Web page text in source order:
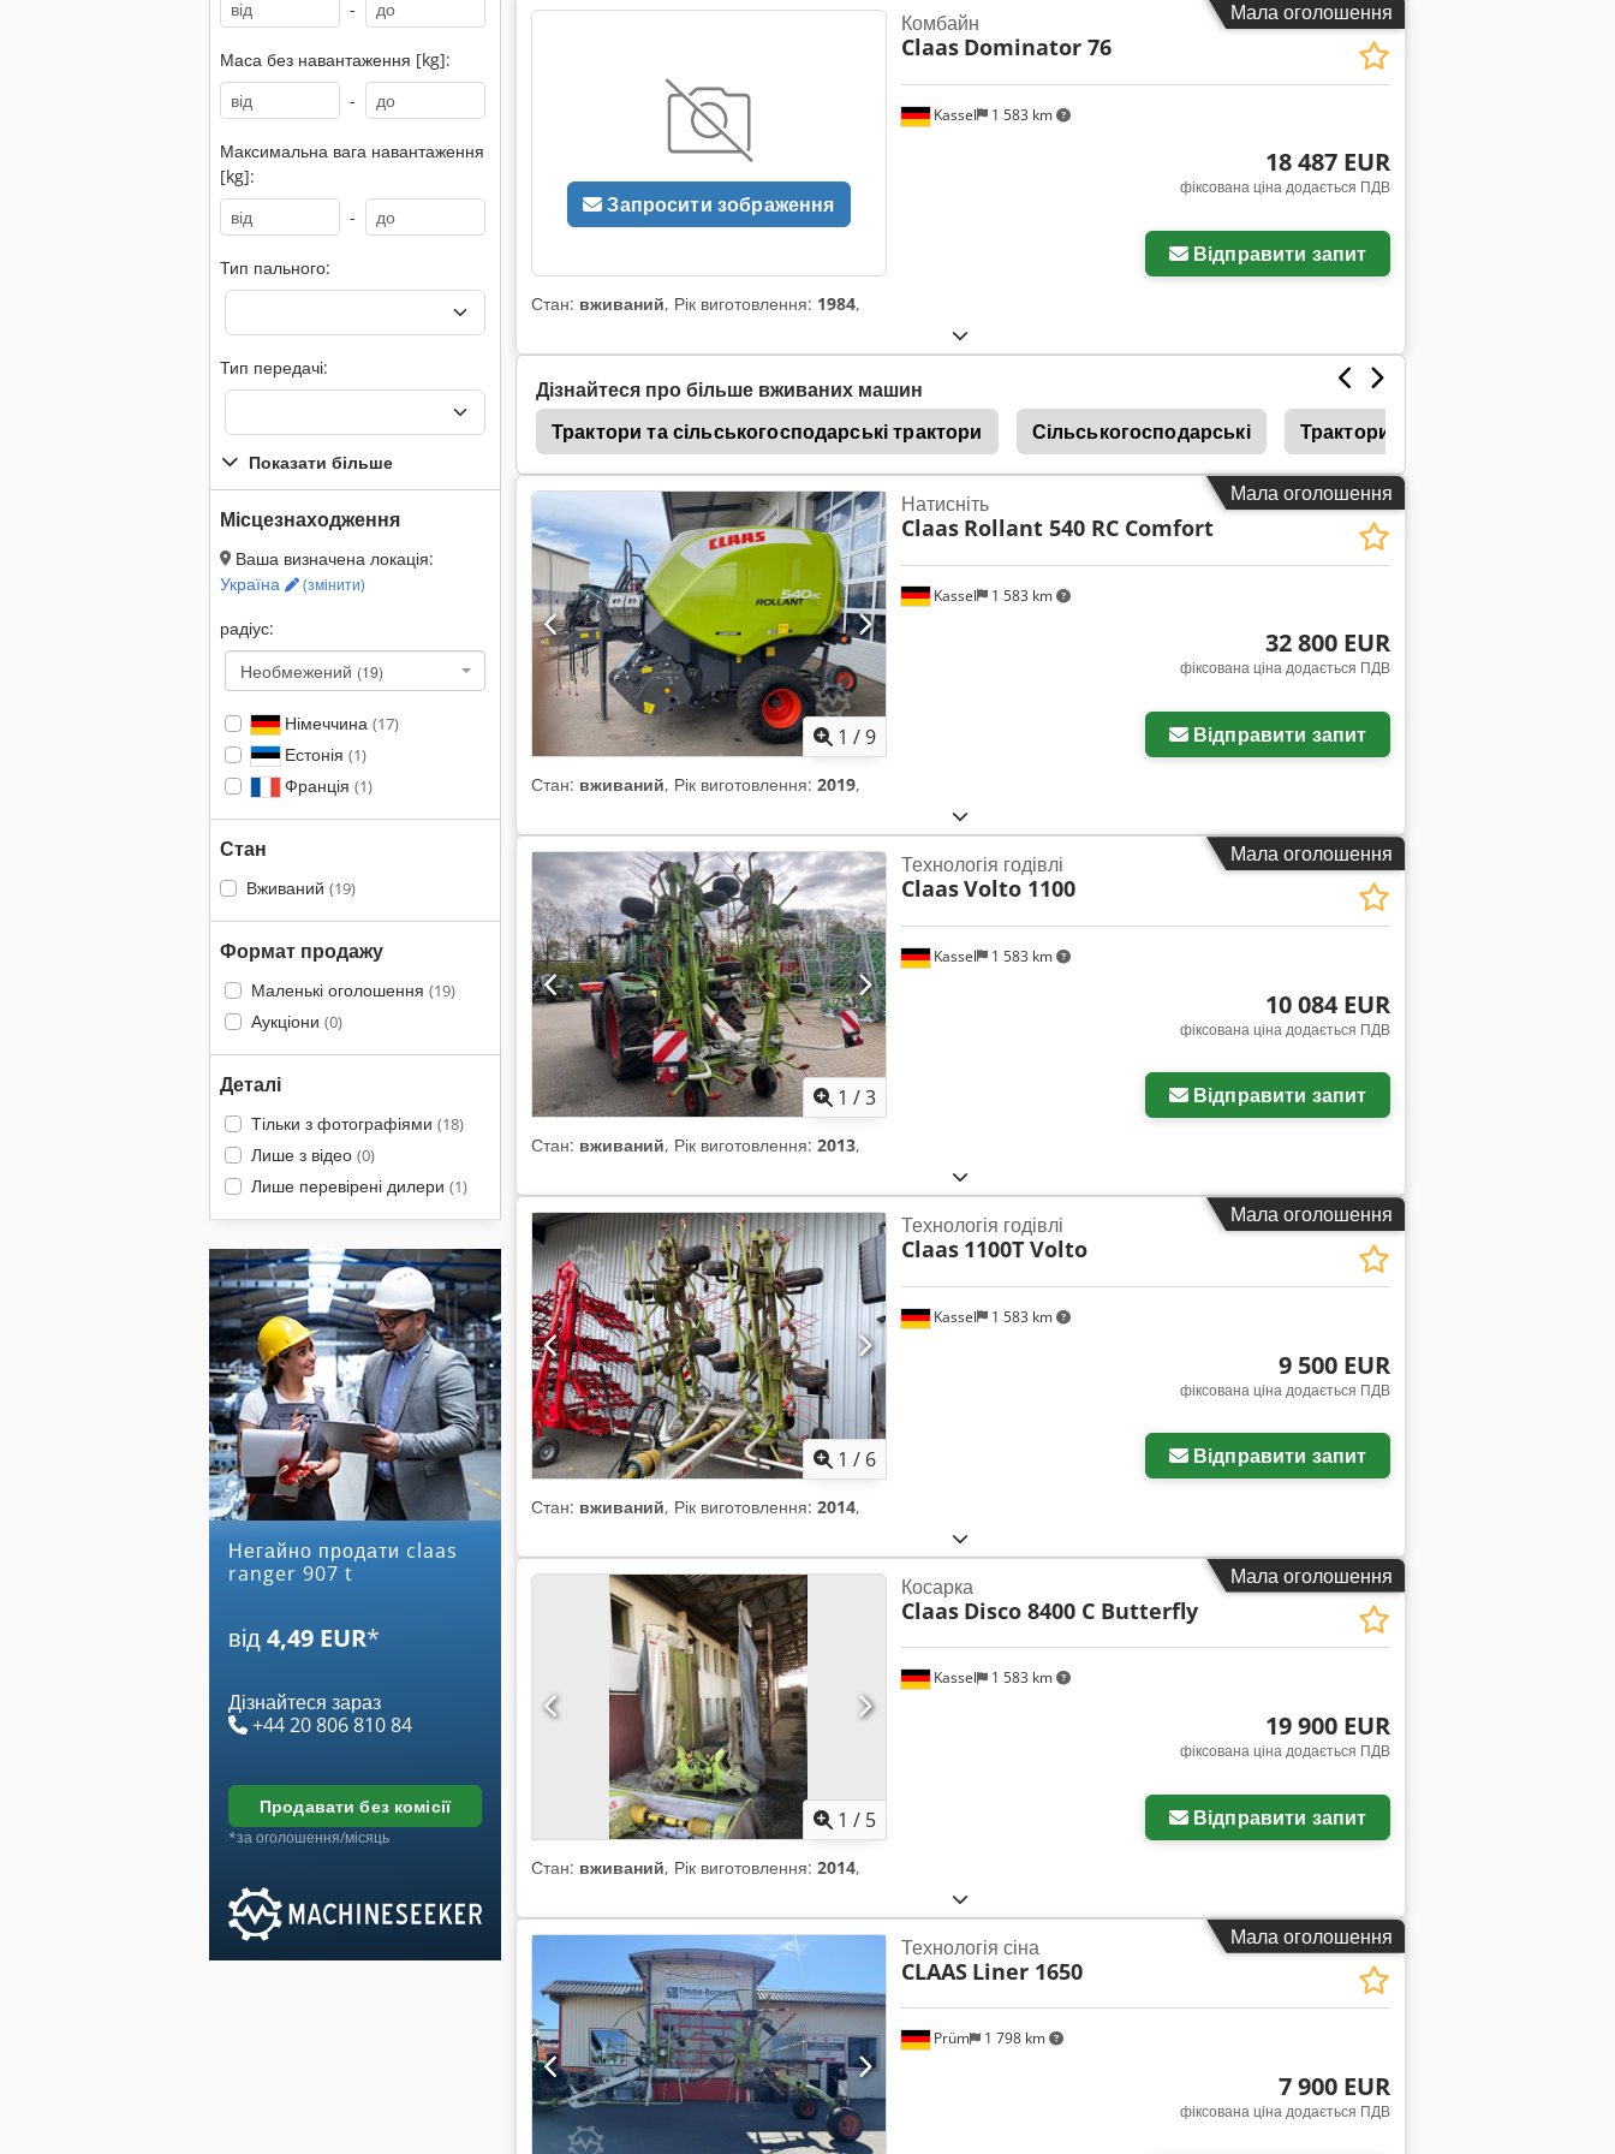
-
Маса без навантаження [kg]:
-
Максимальна вага навантаження
[kg]:
-
Тип пального:
Тип передачі:
Показати більше
Місцезнаходження
Ваша визначена локація:
Україна
(змінити)
радіус:
Необмежений (19)
Німеччина (17)
Естонія (1)
Франція (1)
Стан
Вживаний (19)
Формат продажу
Маленькі оголошення (19)
Аукціони (0)
Деталі
Тільки з фотографіями (18)
Лише з відео (0)
Лише перевірені дилери (1)
Негайно продати claas
ranger 907 t
від4,49 EUR*
Дізнайтеся зараз
+44 20 806 810 84
продавати без комісії
*за оголошення/місяць
Мала оголошення
Запросити зображення
Kassel 1 583 km
Комбайн
Claas Dominator 76
18 487 EUR
фіксована ціна додається ПДВ
Відправити запит
Стан: вживаний, Рік виготовлення: 1984,
Дізнайтеся про більше вживаних машин
Трактори та сільськогосподарські трактори
Сільськогосподарські Трактори Гусеничні
Jcb 408 Jcb 360 Jcb 225
Мала оголошення
1 /9
Kassel 1 583 km
Натисніть
Claas Rollant 540 RC Comfort
32 800 EUR
фіксована ціна додається ПДВ
Відправити запит
Стан: вживаний, Рік виготовлення: 2019,
Мала оголошення
1 /3
Kassel 1 583 km
Технологія годівлі
ClaasVolto 1100
10 084 EUR
фіксована ціна додається ПДВ
Відправити запит
Стан: вживаний, Рік виготовлення: 2013,
Мала оголошення
1 / 6
Kassel 1 583 km
Технологія годівлі
Claas 1100T Volto
9 500 EUR
фіксована ціна додається ПДВ
Відправити запит
Стан: вживаний, Рік виготовлення: 2014,
Мала оголошення
1 / 5
Kassel 1 583 km
Косарка
Claas Disco 8400 C Butterfly
19 900 EUR
фіксована ціна додається ПДВ
Відправити запит
Стан: вживаний, Рік виготовлення: 2014,
Мала оголошення
Prüm 1 798 km
Технологія сіна
CLAAS Liner 1650
7 900 EUR
фіксована ціна додається ПДВ